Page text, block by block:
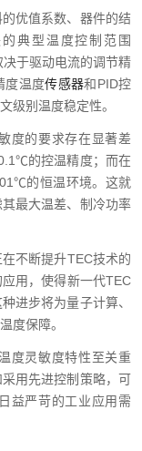
优值系数、器件的结
典型温度控制范围
于驱动电流的调节精
度温度传感器和PID控
级别温度稳定性。
度的要求存在显著差
的控温精度；而在
的恒温环境。这就
最大温差、制冷功率
不断提升TEC技术的
用，使得新一代TEC
进步将为量子计算、
度保障。
度灵敏度特性至关重
用先进控制策略，可
益严苛的工业应用需